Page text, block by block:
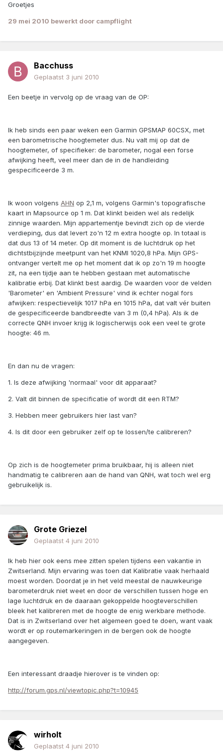
Groetjes
29 mei 2010 bewerkt door campflight
Bacchuss
Geplaatst 3 juni 2010
Een beetje in vervolg op de vraag van de OP:
Ik heb sinds een paar weken een Garmin GPSMAP 60CSX, met
een barometrische hoogtemeter dus. Nu valt mij op dat de
hoogtemeter, of specifieker: de barometer, nogal een forse
afwijking heeft, veel meer dan de in de handleiding
gespecificeerde 3 m.
Ik woon volgens AHN op 2,1 m, volgens Garmin's topografische
kaart in Mapsource op 1 m. Dat klinkt beiden wel als redelijk
zinnige waarden. Mijn appartementje bevindt zich op de vierde
verdieping, dus dat levert zo'n 12 m extra hoogte op. In totaal is
dat dus 13 of 14 meter. Op dit moment is de luchtdruk op het
dichtstbijzijnde meetpunt van het KNMI 1020,8 hPa. Mijn GPS-
ontvanger vertelt me op het moment dat ik op zo'n 19 m hoogte
zit, na een tijdje aan te hebben gestaan met automatische
kalibratie erbij. Dat klinkt best aardig. De waarden voor de velden
'Barometer' en 'Ambient Pressure' vind ik echter nogal fors
afwijken: respectievelijk 1017 hPa en 1015 hPa, dat valt vér buiten
de gespecificeerde bandbreedte van 3 m (0,4 hPa). Als ik de
correcte QNH invoer krijg ik logischerwijs ook een veel te grote
hoogte: 46 m.
En dan nu de vragen:
1. Is deze afwijking 'normaal' voor dit apparaat?
2. Valt dit binnen de specificatie of wordt dit een RTM?
3. Hebben meer gebruikers hier last van?
4. Is dit door een gebruiker zelf op te lossen/te calibreren?
Op zich is de hoogtemeter prima bruikbaar, hij is alleen niet
handmatig te calibreren aan de hand van QNH, wat toch wel erg
gebruikelijk is.
Grote Griezel
Geplaatst 4 juni 2010
Ik heb hier ook eens mee zitten spelen tijdens een vakantie in
Zwitserland. Mijn ervaring was toen dat Kalibratie vaak herhaald
moest worden. Doordat je in het veld meestal de nauwkeurige
barometerdruk niet weet en door de verschillen tussen hoge en
lage luchtdruk en de daaraan gekoppelde hoogteverschillen
bleek het kalibreren met de hoogte de enig werkbare methode.
Dat is in Zwitserland over het algemeen goed te doen, want vaak
wordt er op routemarkeringen in de bergen ook de hoogte
aangegeven.
Een interessant draadje hierover is te vinden op:
http://forum.gps.nl/viewtopic.php?t=10945
wirholt
Geplaatst 4 juni 2010